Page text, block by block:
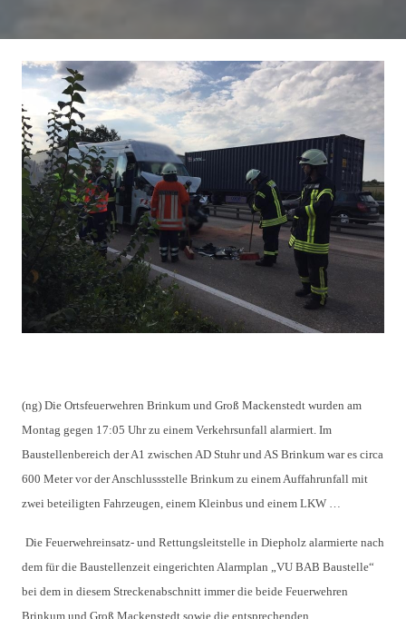
(ng) Die Ortsfeuerwehren Brinkum und Groß Mackenstedt wurden am
Montag gegen 17:05 Uhr zu einem Verkehrsunfall alarmiert. Im
Baustellenbereich der A1 zwischen AD Stuhr und AS Brinkum war es circa
600 Meter vor der Anschlussstelle Brinkum zu einem Auffahrunfall mit
zwei beteiligten Fahrzeugen, einem Kleinbus und einem LKW …
Die Feuerwehreinsatz- und Rettungsleitstelle in Diepholz alarmierte nach
dem für die Baustellenzeit eingerichten Alarmplan „VU BAB Baustelle“
bei dem in diesem Streckenabschnitt immer die beide Feuerwehren
Brinkum und Groß Mackenstedt sowie die entsprechenden